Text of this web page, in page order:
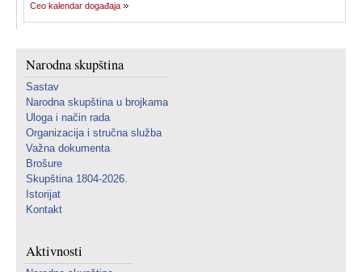
Ceo kalendar događaja
Narodna skupština
Sastav
Narodna skupština u brojkama
Uloga i način rada
Organizacija i stručna služba
Važna dokumenta
Brošure
Skupština 1804-2026.
Istorijat
Kontakt
Aktivnosti